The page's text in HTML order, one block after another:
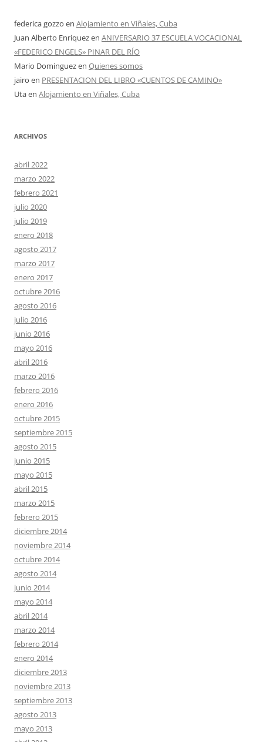
federica gozzo en Alojamiento en Viñales, Cuba
Juan Alberto Enriquezen ANIVERSARIO 37 ESCUELA VOCACIONAL
«FEDERICO ENGELS» PINAR DEL RÍO
Mario Dominguezen Quienes somos
jairo en PRESENTACION DEL LIBRO «CUENTOS DE CAMINO»
Utaen Alojamiento en Viñales, Cuba
ARCHIVOS
abril 2022
marzo 2022
febrero 2021
julio 2020
julio 2019
enero 2018
agosto 2017
marzo 2017
enero 2017
octubre 2016
agosto 2016
julio 2016
junio 2016
mayo 2016
abril 2016
marzo 2016
febrero 2016
enero 2016
octubre 2015
septiembre 2015
agosto 2015
junio 2015
mayo 2015
abril 2015
marzo 2015
febrero 2015
diciembre 2014
noviembre 2014
octubre 2014
agosto 2014
junio 2014
mayo 2014
abril 2014
marzo 2014
febrero 2014
enero 2014
diciembre 2013
noviembre 2013
septiembre 2013
agosto 2013
mayo 2013